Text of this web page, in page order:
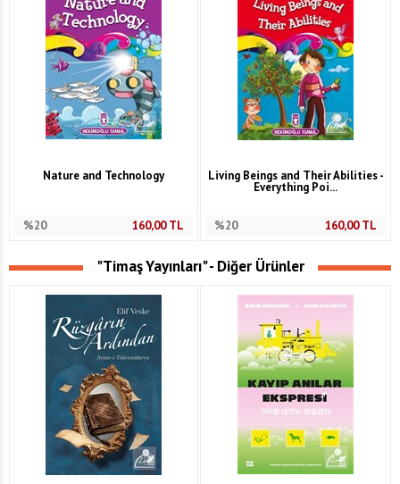
Nature and Technology
%20 160,00TL
Living Beings and Their Abilities -
Everything Poi...
%20 160,00TL
"Timaş Yayınları" - Diğer Ürünler